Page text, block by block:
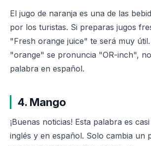
El jugo de naranja es una de las
por los turistas. Si preparas jugos
"Fresh orange juice" te será muy
"orange" se pronuncia "OR-inch",
palabra en español.
4. Mango
¡Buenas noticias! Esta palabra es
inglés y en español. Solo cambia un